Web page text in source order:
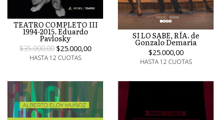
TEATRO COMPLETO III
1994-2015. Eduardo
Pavlosky
$35.000,00 $25.000,00
HASTA 12 CUOTAS
SI LO SABE, RÍA. de
Gonzalo Demaría
$25.000,00
HASTA 12 CUOTAS